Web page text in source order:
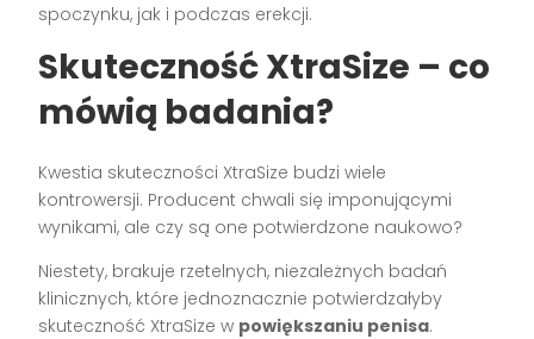
spoczynku, jak i podczas erekcji.
Skuteczność XtraSize – co
mówią badania?
Kwestia skuteczności XtraSize budzi wiele
kontrowersji. Producent chwali się imponującymi
wynikami, ale czy są one potwierdzone naukowo?
Niestety, brakuje rzetelnych, niezależnych badań
klinicznych, które jednoznacznie potwierdzałyby
skuteczność XtraSize w powiększaniu penisa.